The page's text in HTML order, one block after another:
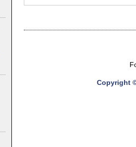
Copyright